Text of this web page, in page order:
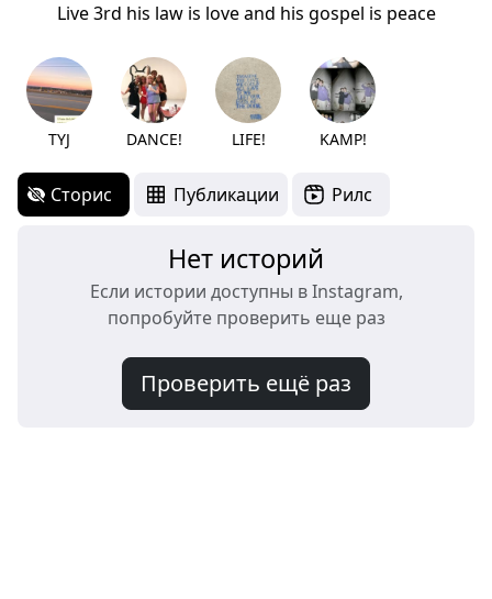
Live 3rd his law is love and his gospel is peace
TYJ DANCE! LIFE! KAMP!
Сторис Публикации Рилс
Нет историй
Если истории доступны в Instagram,
попробуйте проверить еще раз
Проверить ещё раз